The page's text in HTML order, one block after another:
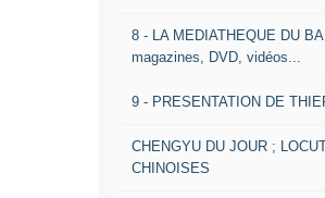
8 - LA MEDIATHEQUE DU
magazines, DVD, vidéos...
9 - PRESENTATION DE
CHENGYU DU JOUR ;
CHINOISES